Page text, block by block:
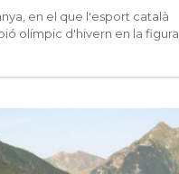
en el que l'esport català
olímpic d'hivern en la figura